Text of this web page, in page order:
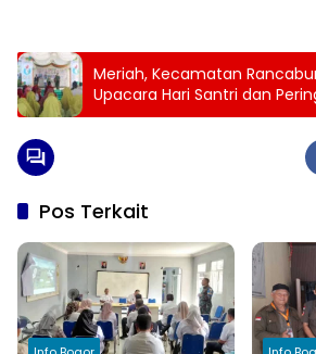
Meriah, Kecamatan
Upacara Hari Santri dan
Nabi
Pos Terkait